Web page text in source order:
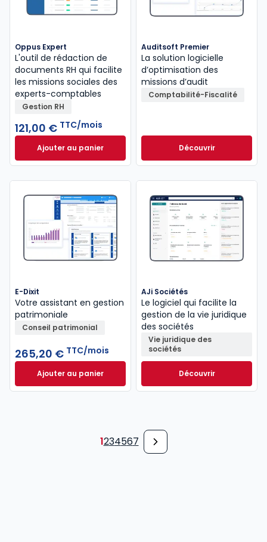
Oppus Expert
L'outil de rédaction de
documents RH qui facilite
les missions sociales des
experts-comptables
Gestion RH
121,00 € TTC/mois
Ajouter au panierOppus Expert à 121,00 € TTC/mois
Auditsoft Premier
La solution logicielle
d’optimisation des
missions d’audit
Comptabilité-Fiscalité
Découvrir
E-Dixit
Votre assistant en gestion
patrimoniale
Conseil patrimonial
265,20 € TTC/mois
Ajouter au panier
E-Dixit à 265,20 €
AJi Sociétés
Le logiciel qui facilite la
gestion de la vie juridique
des sociétés
Vie juridique des
sociétés
Découvrir
1234567